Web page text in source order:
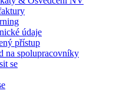
údaje
přístup
na spolupracovníky
se